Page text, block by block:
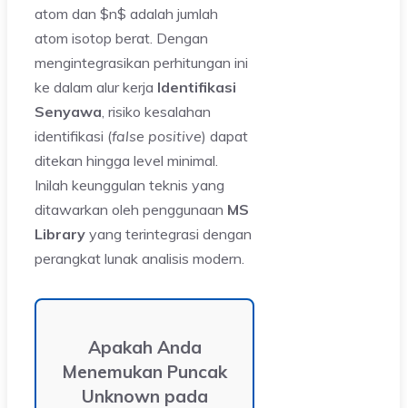
atom dan $n$ adalah jumlah
atom isotop berat. Dengan
mengintegrasikan perhitungan ini
ke dalam alur kerja Identifikasi
Senyawa , risiko kesalahan
identifikasi (false positive) dapat
ditekan hingga level minimal.
Inilah keunggulan teknis yang
ditawarkan oleh penggunaan MS
Library yang terintegrasi dengan
perangkat lunak analisis modern.
Apakah Anda
Menemukan Puncak
Unknown pada